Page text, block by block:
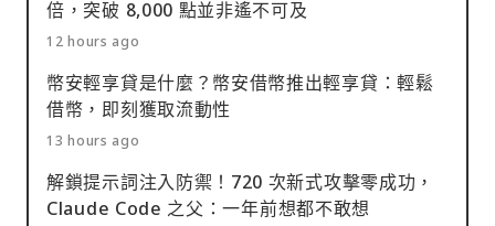
倍，突破 8,000 點並非遙不可及
12 hours ago
幣安輕享貸是什麼？幣安借幣推出輕享貸：輕鬆
借幣，即刻獲取流動性
13 hours ago
解鎖提示詞注入防禦！720 次新式攻擊零成功，
Claude Code 之父：一年前想都不敢想